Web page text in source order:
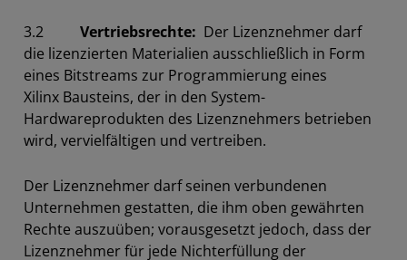
3.2 Vertriebsrechte: Der Lizenznehmer darf
die lizenzierten Materialien ausschließlich in Form
eines Bitstreams zur Programmierung eines
Xilinx Bausteins, der in den System-
Hardwareprodukten des Lizenznehmers betrieben
wird, vervielfältigen und vertreiben.
Der Lizenznehmer darf seinen verbundenen
Unternehmen gestatten, die ihm oben gewährten
Rechte auszuüben; vorausgesetzt jedoch, dass der
Lizenznehmer für jede Nichterfüllung der